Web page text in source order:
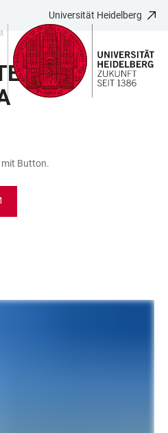
Universität Heidelberg
mit Button.